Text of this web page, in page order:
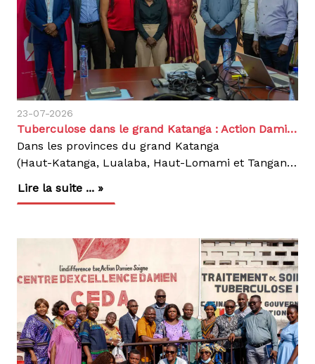
23-07-2026
Tuberculose dans le grand Katanga : Action Damien RDC et POSAF scellent une collaboration opérationnelle
Dans les provinces du grand Katanga
(Haut-Katanga, Lualaba, Haut-Lomami et Tanganyika) , deux organisations œuvrent, , à lutter contre la tuberculose. Depuis plusieurs années, Action Damien RDC et POSAF (Pont Santé Afrique) y déploient des projets similaires : dépistage actif, accompagnement des personnes affectées, transport d'échantillons, des médicaments et des intrants, la supervision des équipes de terrain. Une proximité qui, sans coordination, pouvait conduire à des doublons d’activités plutôt qu'à une complémentarité.C'est pour lever ce risque qu'Action Damien RDC et POSAF ont engagé, à la mi-juillet 2026, des échanges structurés en deux temps. .Une première rencontre pour poser le diagnosticLe 16 juillet 2026, les équipes des deux organisations se sont réunies virtuellement pour un état des lieux. Action Damien, actif dans neuf provinces à travers notamment le projet TIFA, et POSAF, également présent dans neuf provinces via ses projets financés par les fonds américains (TIFA (Lomami) et le projet FC- SDS undefined Stop TB), ont d'abord posé un constat simple : dans quatre provinces communes, les mêmes types d'activités communautaires sont menées en parallèle, à savoir celles des relais communautaires, le transport des échantillons, le transport des médicaments et intrants, la distribution des kits d'adhérence, le suivi et évaluation, la supervision et l’impression des outils de collecte de données.Cette première réunion a permis de dégager des orientations générales : chaque organisation continuerait de s'appuyer sur les relais communautaires identifiés pour chaque projet, selon des zones géographiques distinctes, tandis que les activités de supervision et de suivi-évaluation gagneraient à être menées de façon complémentaire.Une réunion technique pour transformer les orientations en engagements concretsRestait à traduire ces principes en modalités pratiques. C'est l'objet de la réunion technique tenue le 23 juillet 2026 au siège d'Action Damien RDC, réunissant les équipes techniques des deux organisations autour de cinq points essentiels que sont :Les Relais communautaires: Les deux organisations ont convenu d'établir une cartographie commune, permettant d'identifier clairement, pour chaque relais communautaire, l'organisation qui le finance et l'accompagne. Un tableau de répartition sera partagé entre les deux structures pour assurer une couverture cohérente des zones de santé concernées. Les relais communautaires continuent à travailler selon l’esprit de chaque projet. Ils pourront se rencontrer au niveau du CDT autour de l’infirmier Titulaire lors du monitorage avec les moyens de chaque projet. Pour ceux pris en charge par POSAF, ils y participeront avec les fonds dénommés : « frais de suivi des cas orientés »Le Transport des échantillons. Chaque organisation continuera d'acheminer les échantillons via ses propres circuits, mais avec un engagement fort : renforcer la fréquence des transports et systématiser la traçabilité des envois, pour accélérer les délais de diagnostic. Ici il faut noter que le nombre des fréquences de transport d’échantillon par semaine sera de deux au lieu d’une course. Chaque projet un jour par semaine pour prendre en charge la course. L’Accompagnement des personnes affectées. Les kits d'adhérence, ce soutien essentiel qui aide les patients à tenir leur traitement jusqu'au bout seront désormais pris en charge à parts égales entre les deux organisations, une façon concrète de mutualiser l'effort au bénéfice des communautés. Les cas prise en charge par mois seront repartis à moitié (50% Action Damien et 50% POSAF). Mais le chiffre total rapporté par mois est le même pour les deux organisations. (une note technique explicative sera chaque fois élaborée quant à ce.Le Suivi-évaluation et supervision. Les deux partenaires se sont engagés à intensifier leurs missions de terrain, avec une fréquence doublée, pour renforcer l'accompagnement des équipes et des structures de santé. Cette complémentarité permet d’améliorer la fréquence des descentes sur terrain mais d’améliorer la qualité de suivi des activités (proximité des équipes de terrain).Les Outils de collecte des données. Enfin, Action Damien partagera son support de collecte de données avec POSAF ; les deux équipes le retravailleront ensemble pour faciliter la consolidation des informations, avec l'appui du Programme National de Lutte contre la Tuberculose (PNLT). Un outil de collecte numérique des données disponible au niveau de POSAF sera partagé avec Action Damien.Une dynamique de coordination au service des communautésAu-delà des aspects techniques, cette collaboration traduit une conviction partagée : dans la lutte contre la tuberculose, la coordination entre acteurs de terrain n'est pas une option, mais une condition d'efficacité. En clarifiant les rôles de chacun, en évitant les doublons et en unissant leurs forces sur tous les maillons de la chaîne de la lutte contre la Tuberculose au niveau communautaire à savoir : la sensibilisation, le transport des échantillons, l’adhérence au traitement et le suivi des personnes affectées de la Tuberculose.Action Damien RDC et POSAF posent les bases d'une réponse plus cohérente face à la tuberculose dans le grand Katanga.Cette dynamique s'inscrit pleinement dans la mission d'Action Damien RDC : agir aux côtés des personnes affectées, avec les partenaires du terrain, pour que chaque avancée dans la lutte contre la maladie profite directement aux communautés.Agir, c'est contagieux !
Lire la suite ... »